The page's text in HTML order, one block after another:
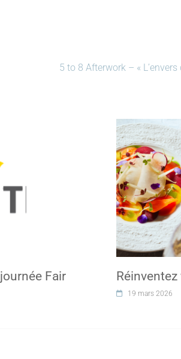
5 to 8 Afterwork – «
Fair
19 mars 2026